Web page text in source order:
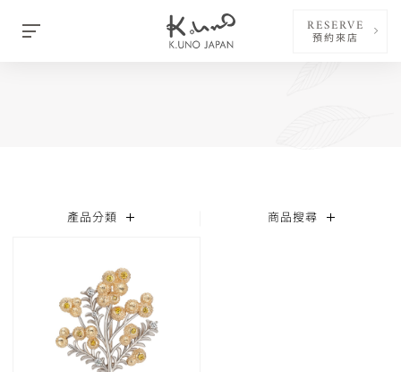
RESERVE
預約來店
產品分類 商品搜尋